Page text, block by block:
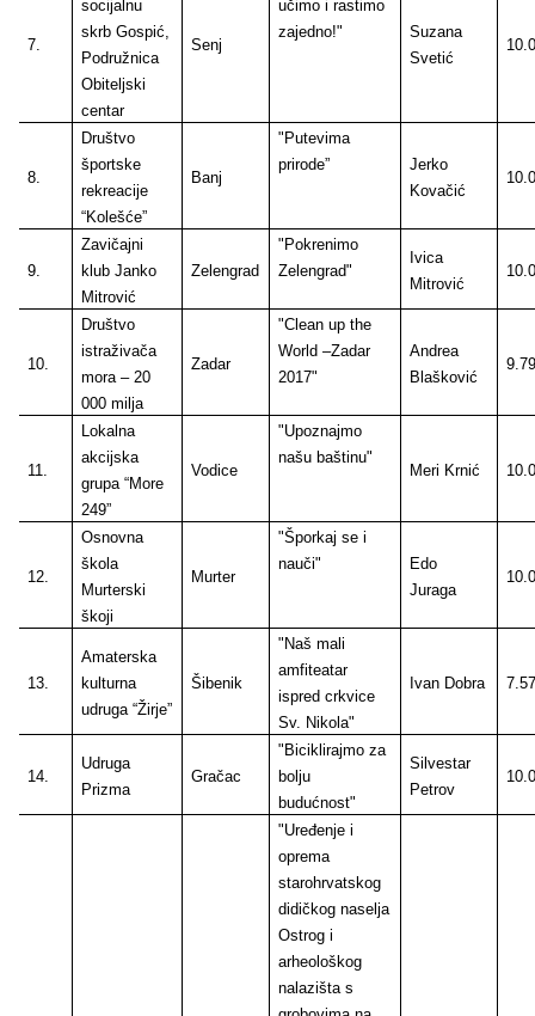
7.
socijalnu
skrb Gospić,
Podružnica
Obiteljski
centar
Senj
učimo i rastimo
zajedno!"
Suzana
Svetić
8.
Društvo
športske
rekreacije
“Kolešće”
Banj
"Putevima
prirode”
Jerko
Kovačić
9.
Zavičajni
klub Janko
Mitrović
Zelengrad
"Pokrenimo
Zelengrad"
Ivica
Mitrović
10.
Društvo
istraživača
mora – 20
000 milja
Zadar
"Clean up the
World –Zadar
2017"
Andrea
Blašković
11.
Lokalna
akcijska
grupa “More
249”
Vodice
"Upoznajmo
našu baštinu"
Meri Krnić
12.
Osnovna
škola
Murterski
škoji
Murter
"Šporkaj se i
nauči"
Edo
Juraga
13.
Amaterska
kulturna
udruga “Žirje”
Šibenik
"Naš mali
amfiteatar
ispred crkvice
Sv. Nikola"
Ivan Dobra
14.
Udruga
Prizma
Gračac
"Biciklirajmo za
bolju
budućnost"
Silvestar
Petrov
"Uređenje i
oprema
starohrvatskog
didičkog naselja
Ostrog i
arheološkog
nalazišta s